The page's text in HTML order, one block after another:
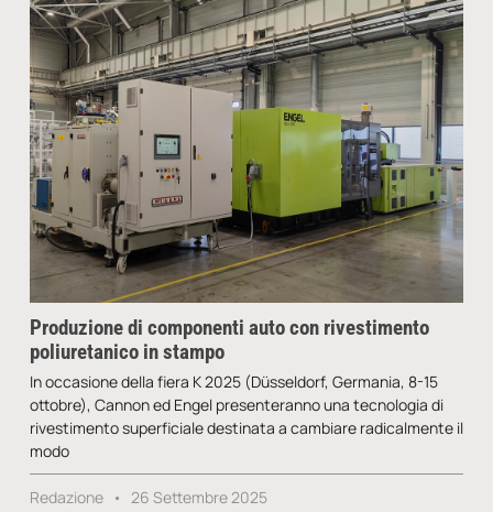
Produzione di componenti auto con rivestimento
poliuretanico in stampo
In occasione della fiera K 2025 (Düsseldorf, Germania, 8-15
ottobre), Cannon ed Engel presenteranno una tecnologia di
rivestimento superficiale destinata a cambiare radicalmente il
modo
Redazione 26 Settembre 2025